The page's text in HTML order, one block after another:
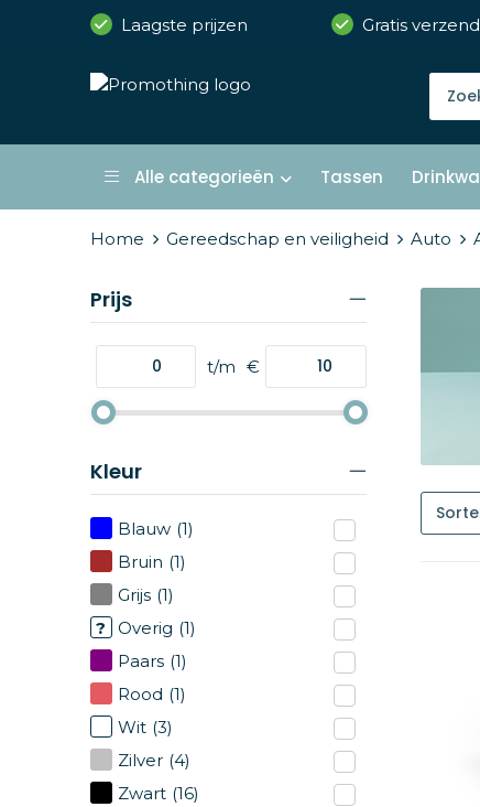
Laagste prijzen Gratis
Alle categorieën Tassen
Home Gereedschap en veiligheid Auto
Prijs
t/m €
Kleur
Blauw (1)
Bruin (1)
Grijs (1)
Overig (1)
Paars (1)
Rood (1)
Wit (3)
Zilver (4)
Zwart (16)